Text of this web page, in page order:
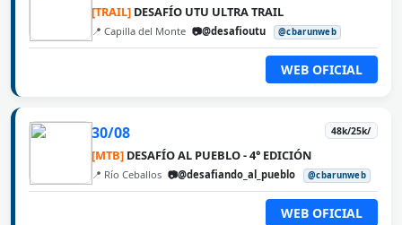
[TRAIL] DESAFÍO UTU ULTRA TRAIL
📍 Capilla del Monte 📷@desafioutu @cbarunweb
WEB OFICIAL
30/08 48k/25k/
[MTB] DESAFÍO AL PUEBLO - 4° EDICIÓN
📍 Río Ceballos 📷@desafiando_al_pueblo @cbarunweb
WEB OFICIAL